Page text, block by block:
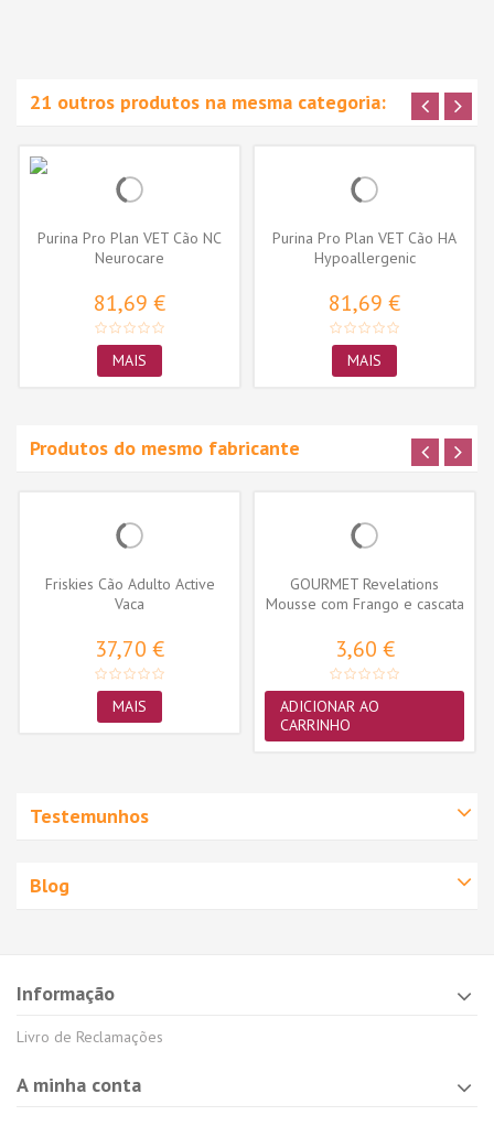
21 outros produtos na mesma categoria:
Purina Pro Plan VET Cão NC
Neurocare
81,69 €
MAIS
Purina Pro Plan VET Cão HA
Hypoallergenic
81,69 €
MAIS
Produtos do mesmo fabricante
Friskies Cão Adulto Active
Vaca
37,70 €
MAIS
GOURMET Revelations
Mousse com Frango e cascata
3,60 €
ADICIONAR AO
CARRINHO
Testemunhos
Blog
Informação
Livro de Reclamações
A minha conta